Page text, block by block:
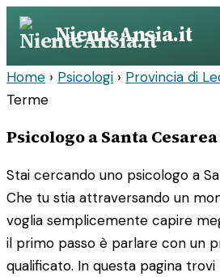
Vai
contenuto
NienteAnsia.it
Home › Psicologi › Provincia di
Terme
Psicologo a Santa
Stai cercando uno psicologo a
Che tu stia attraversando un
voglia semplicemente capire
il primo passo è parlare con un
qualificato. In questa pagina